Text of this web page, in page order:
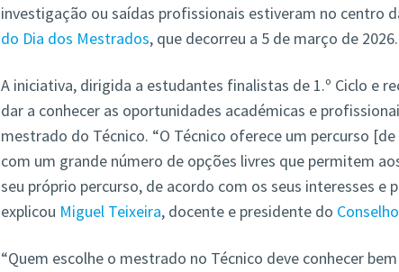
investigação ou saídas profissionais estiveram no centro
do Dia dos Mestrados, que decorreu a 5 de março de 2026.
A iniciativa, dirigida a estudantes finalistas de 1.º Ciclo e
dar a conhecer as oportunidades académicas e
mestrado do Técnico. “O Técnico oferece um percurso
com um grande número de opções livres que permitem
seu próprio percurso, de acordo com os seus interesses e
explicou Miguel Teixeira, docente e presidente do
“Quem escolhe o mestrado no Técnico deve conhecer